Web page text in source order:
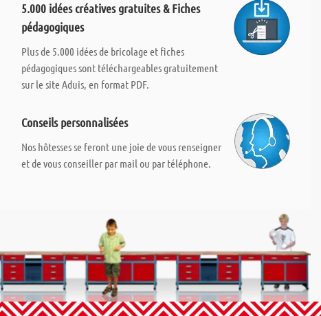
5.000 idées créatives gratuites & Fiches
pédagogiques
Plus de 5.000 idées de bricolage et fiches
pédagogiques sont téléchargeables gratuitement
sur le site Aduis, en format PDF.
Conseils personnalisées
Nos hôtesses se feront une joie de vous renseigner
et de vous conseiller par mail ou par téléphone.